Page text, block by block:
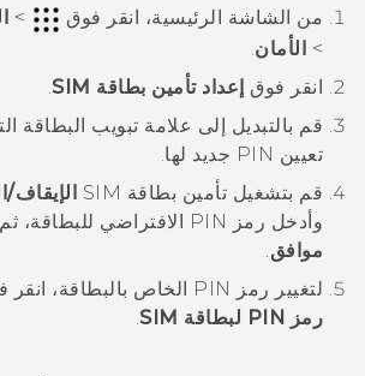
من الشاشة الرئيسية، انقر فوق >
> الأمان
انقر فوق إعداد تأمين بطاقة SIM
قم بالتبديل إلى علامة تبويب البطاقة
تعيين PIN جديد لها.
قم بتشغيل تأمين بطاقة SIM الإيقاف/
وأدخل رمز PIN الافتراضي للبطاقة، ثم انقر فوق
موافق
لتغيير رمز PIN الخاص بالبطاقة، انقر فوق
رمز PIN لبطاقة SIM